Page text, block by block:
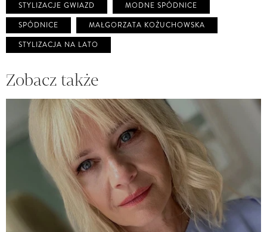
STYLIZACJE GWIAZD
MODNE SPÓDNICE
SPÓDNICE
MAŁGORZATA KOŻUCHOWSKA
STYLIZACJA NA LATO
Zobacz także